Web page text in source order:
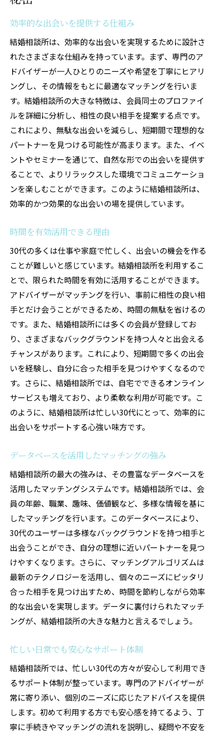
効率的な出会いを提供する仕組み
結婚相談所は、効率的な出会いを実現するために設計さ
れたさまざまな仕組みを持っています。まず、専門のア
ドバイザーが一人ひとりのニーズや希望を丁寧にヒアリ
ングし、その情報をもとに最適なマッチングを行いま
す。結婚相談所の大きな特徴は、会員同士のプロファイ
ルを詳細に分析し、相性の良い相手を提案する点です。
これにより、無駄な出会いを減らし、短期間で理想的な
パートナーを見つける可能性が高まります。また、イベ
ントやセミナーを通じて、自然な形での出会いを提供す
ることで、よりリラックスした環境でコミュニケーショ
ンを楽しむことができます。このように結婚相談所は、
効率的かつ効果的な出会いの場を提供しています。
時間を有効活用できる理由
30代の多くは仕事や家庭で忙しく、出会いの機会を作る
ことが難しいと感じています。結婚相談所を利用するこ
とで、限られた時間を有効に活用することができます。
アドバイザーがマッチングを行い、事前に相性の良い相
手とだけ会うことができるため、時間の無駄を省けるの
です。また、結婚相談所には多くの会員が登録してお
り、さまざまなバックグラウンドを持つ人々と出会える
チャンスがあります。これにより、短期間で多くの出会
いを経験し、自分に合った相手を見つけやすくなるので
す。さらに、結婚相談所では、自宅でできるオンライン
サービスも増えており、より柔軟な利用が可能です。こ
のように、結婚相談所は忙しい30代にとって、効率的に
出会いをサポートする心強い味方です。
データベースを活用したマッチングの強み
結婚相談所の最大の強みは、その豊富なデータベースを
活用したマッチングシステムです。結婚相談所では、会
員の年齢、職業、趣味、価値観など、多様な情報を基に
したマッチングを行います。このデータベースにより、
30代のユーザーは多様なバックグラウンドを持つ相手と
出会うことができ、自分の理想に近いパートナーを見つ
けやすくなります。さらに、マッチングアルゴリズムは
最新のテクノロジーを活用し、個々のニーズにピッタリ
合った相手を見つけ出すため、時間を節約しながら効率
的な出会いを実現します。データに裏付けられたマッチ
ングが、結婚相談所の大きな魅力と言えるでしょう。
忙しい日常でも安心なサポート体制
結婚相談所では、忙しい30代の方々が安心して利用でき
るサポート体制が整っています。専門のアドバイザーが
常に寄り添い、個別のニーズに応じたアドバイスを提供
します。初めて利用する方でも安心感を持てるよう、丁
寧に手続きやマッチングの流れを説明し、疑問や不安を